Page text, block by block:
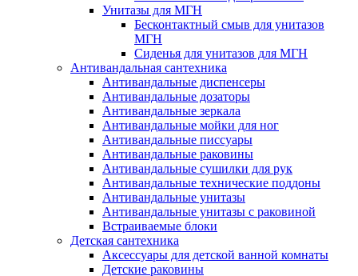
Унитазы для МГН
Бесконтактный смыв для унитазов
МГН
Сиденья для унитазов для МГН
Антивандальная сантехника
Антивандальные диспенсеры
Антивандальные дозаторы
Антивандальные зеркала
Антивандальные мойки для ног
Антивандальные писсуары
Антивандальные раковины
Антивандальные сушилки для рук
Антивандальные технические поддоны
Антивандальные унитазы
Антивандальные унитазы с раковиной
Встраиваемые блоки
Детская сантехника
Аксессуары для детской ванной комнаты
Детские раковины